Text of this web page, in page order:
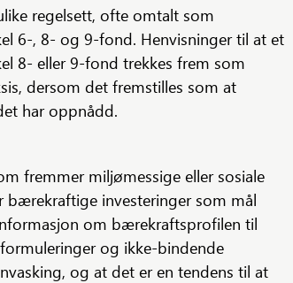
regelsett, ofte omtalt som
6-, 8- og 9-fond. Henvisninger til at et
8- eller 9-fond trekkes frem som
dersom det fremstilles som at
har oppnådd.
fremmer miljømessige eller sosiale
bærekraftige investeringer som mål
om bærekraftsprofilen til
og ikke-bindende
og at det er en tendens til at